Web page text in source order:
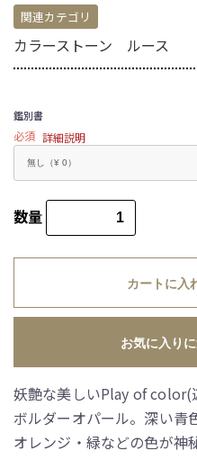
関連カテゴリ
カラーストーン ルース
鑑別書
必須 詳細説明
数量
カートに入
お気に入り
妖艶な美しいPlay of color(
ボルダーオパール。深い青
オレンジ・緑などの色が神